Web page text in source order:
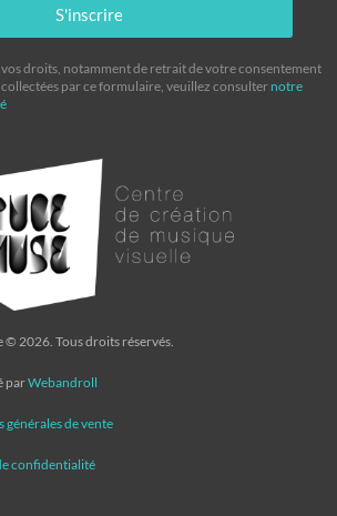
S'inscrire
droits, notamment de retrait de votre consentement
collectées par ce formulaire, veuillez consulter notre
© 2026. Tous droits réservés.
parWebandroll
générales de vente
confidentialité